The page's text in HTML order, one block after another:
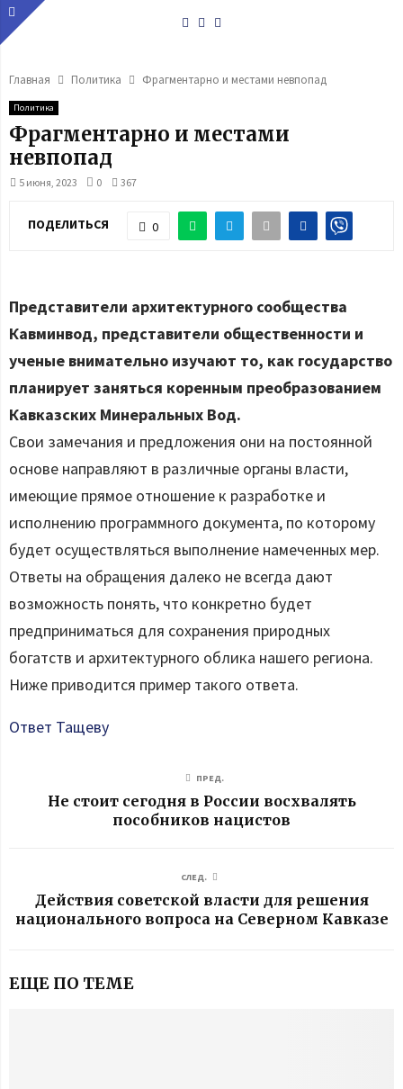
Youtube
Vk
Главная Политика Фрагментарно и местами невпопад
Политика
Фрагментарно и местами
невпопад
5 июня, 2023 0 367
ПОДЕЛИТЬСЯ 0
Представители архитектурного сообщества
Кавминвод, представители общественности и
ученые внимательно изучают то, как государство
планирует заняться коренным преобразованием
Кавказских Минеральных Вод.
Свои замечания и предложения они на постоянной
основе направляют в различные органы власти,
имеющие прямое отношение к разработке и
исполнению программного документа, по которому
будет осуществляться выполнение намеченных мер.
Ответы на обращения далеко не всегда дают
возможность понять, что конкретно будет
предприниматься для сохранения природных
богатств и архитектурного облика нашего региона.
Ниже приводится пример такого ответа.
Ответ Тащеву
ПРЕД.
Не стоит сегодня в России восхвалять
пособников нацистов
СЛЕД.
Действия советской власти для решения
национального вопроса на Северном Кавказе
ЕЩЕ ПО ТЕМЕ